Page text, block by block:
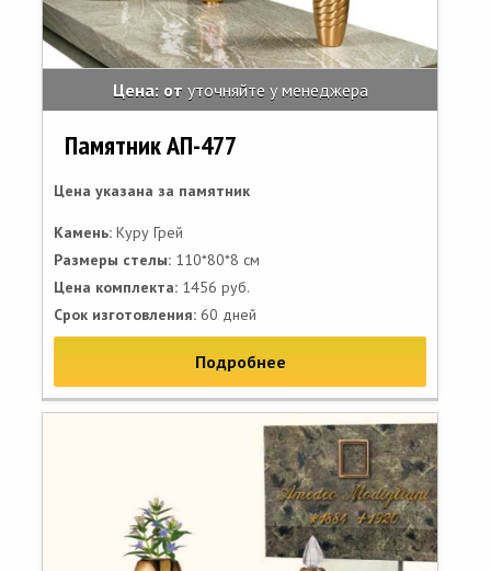
Цена: от уточняйте у менеджера
Памятник АП-477
Цена указана за памятник
Камень: Куру Грей
Размеры стелы: 110*80*8 см
Цена комплекта: 1456 руб.
Срок изготовления: 60 дней
Подробнее